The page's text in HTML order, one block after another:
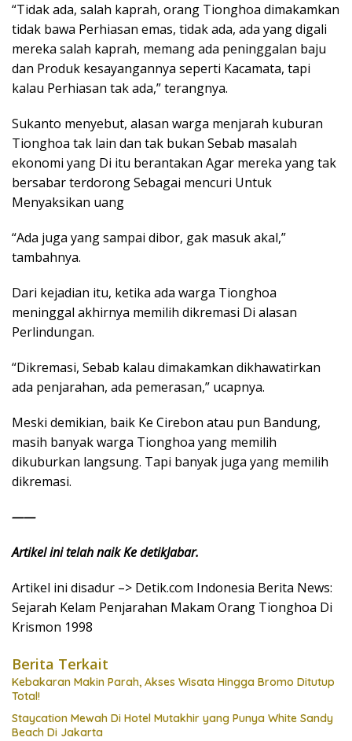
“Tidak ada, salah kaprah, orang Tionghoa dimakamkan
tidak bawa Perhiasan emas, tidak ada, ada yang digali
mereka salah kaprah, memang ada peninggalan baju
dan Produk kesayangannya seperti Kacamata, tapi
kalau Perhiasan tak ada,” terangnya.
Sukanto menyebut, alasan warga menjarah kuburan
Tionghoa tak lain dan tak bukan Sebab masalah
ekonomi yang Di itu berantakan Agar mereka yang tak
bersabar terdorong Sebagai mencuri Untuk
Menyaksikan uang
“Ada juga yang sampai dibor, gak masuk akal,”
tambahnya.
Dari kejadian itu, ketika ada warga Tionghoa
meninggal akhirnya memilih dikremasi Di alasan
Perlindungan.
“Dikremasi, Sebab kalau dimakamkan dikhawatirkan
ada penjarahan, ada pemerasan,” ucapnya.
Meski demikian, baik Ke Cirebon atau pun Bandung,
masih banyak warga Tionghoa yang memilih
dikuburkan langsung. Tapi banyak juga yang memilih
dikremasi.
——
Artikel ini telah naik Ke detikJabar.
Artikel ini disadur –> Detik.com Indonesia Berita News:
Sejarah Kelam Penjarahan Makam Orang Tionghoa Di
Krismon 1998
Berita Terkait
Kebakaran Makin Parah, Akses Wisata Hingga Bromo Ditutup
Total!
Staycation Mewah Di Hotel Mutakhir yang Punya White Sandy
Beach Di Jakarta